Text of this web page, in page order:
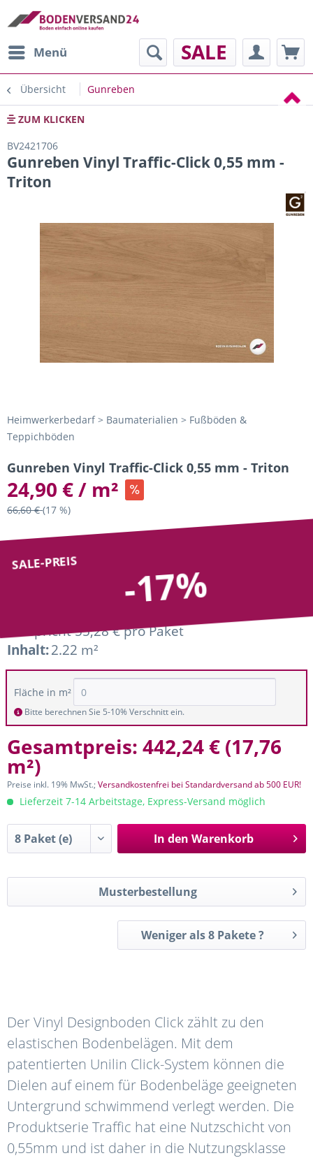
Menü SALE
Übersicht Gunreben
ZUM KLICKEN
BV2421706
Gunreben Vinyl Traffic-Click 0,55 mm -
Triton
Heimwerkerbedarf > Baumaterialien > Fußböden &
Teppichböden
Gunreben Vinyl Traffic-Click 0,55 mm - Triton
24,90 € / m²
66,60 €(17 %)
SALE-PREIS
-17%
entspricht 55,28 € pro Paket
Inhalt:2.22 m²
Fläche in m²
Bitte berechnen Sie 5-10% Verschnitt ein.
Gesamtpreis: 442,24 € (17,76
m²)
Preise inkl. 19% MwSt.;Versandkostenfrei bei Standardversand ab 500 EUR!
Lieferzeit 7-14 Arbeitstage, Express-Versand möglich
In den Warenkorb
Musterbestellung
Weniger als 8 Pakete ?
Der Vinyl Designboden Click zählt zu den
elastischen Bodenbelägen. Mit dem
patentierten Unilin Click-System können die
Dielen auf einem für Bodenbeläge geeigneten
Untergrund schwimmend verlegt werden. Die
Produktserie Traffic hat eine Nutzschicht von
0,55mm und ist daher in die Nutzungsklasse